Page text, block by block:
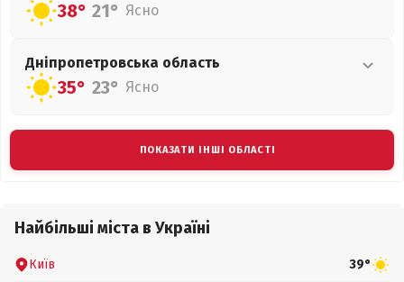
38° 21° Ясно
Дніпропетровська область
35° 23° Ясно
ПОКАЗАТИ ІНШІ ОБЛАСТІ
Найбільші міста в Україні
Київ 39°